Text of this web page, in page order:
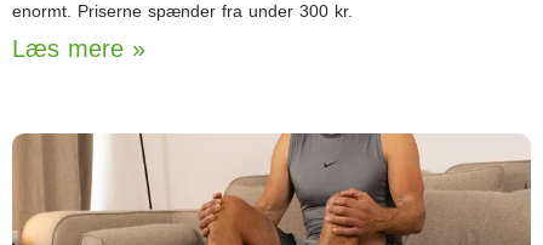
enormt. Priserne spænder fra under 300 kr.
Læs mere »